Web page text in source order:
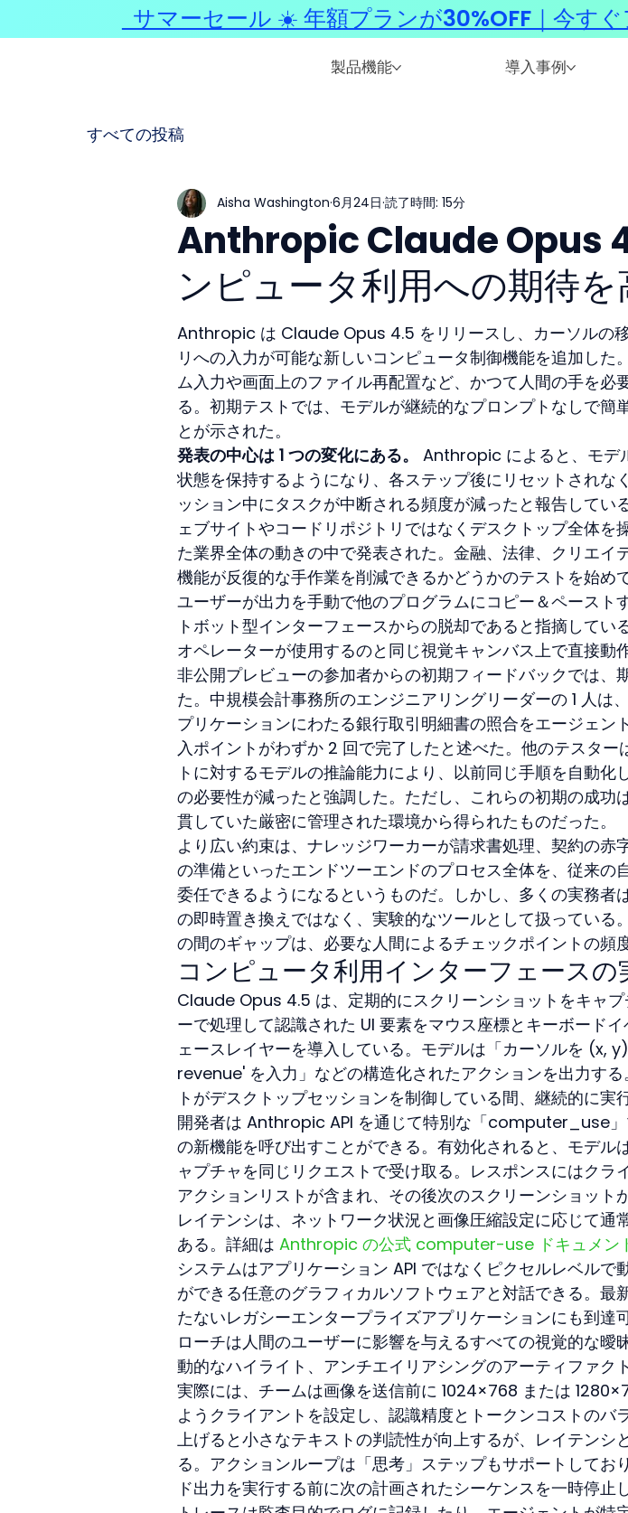
製品機能 導入事例
すべての投稿
Anthropic Claude Opus
ンピュータ利用への期待を
Aisha Washington 6月24日 読了時間: 15分
Anthropic は Claude Opus 4.5 をリリースし、カーソルの
リへの入力が可能な新しいコンピュータ制御機能を追加した
ム入力や画面上のファイル再配置など、かつて人間の手を必
る。初期テストでは、モデルが継続的なプロンプトなしで簡
とが示された。
発表の中心は 1 つの変化にある。
Anthropic によると、モデ
状態を保持するようになり、各ステップ後にリセットされな
ッション中にタスクが中断される頻度が減ったと報告してい
ェブサイトやコードリポジトリではなくデスクトップ全体を
た業界全体の動きの中で発表された。金融、法律、クリエイ
機能が反復的な手作業を削減できるかどうかのテストを始め
ユーザーが出力を手動で他のプログラムにコピー＆ペースト
トボット型インターフェースからの脱却であると指摘してい
オペレーターが使用するのと同じ視覚キャンバス上で直接動
非公開プレビューの参加者からの初期フィードバックでは、
た。中規模会計事務所のエンジニアリングリーダーの 1 人は
プリケーションにわたる銀行取引明細書の照合をエージェン
入ポイントがわずか 2 回で完了したと述べた。他のテスター
トに対するモデルの推論能力により、以前同じ手順を自動化
の必要性が減ったと強調した。ただし、これらの初期の成功
貫していた厳密に管理された環境から得られたものだった。
より広い約束は、ナレッジワーカーが請求書処理、契約の赤
の準備といったエンドツーエンドのプロセス全体を、従来の
委任できるようになるというものだ。しかし、多くの実務者
の即時置き換えではなく、実験的なツールとして扱っている
の間のギャップは、必要な人間によるチェックポイントの頻
コンピュータ利用インターフェースの
Claude Opus 4.5 は、定期的にスクリーンショットをキャ
ーで処理して認識された UI 要素をマウス座標とキーボード
ェースレイヤーを導入している。モデルは「カーソルを (x,
revenue' を入力」などの構造化されたアクションを出力す
トがデスクトップセッションを制御している間、継続的に実
開発者は Anthropic API を通じて特別な「computer_use」
の新機能を呼び出すことができる。有効化されると、モデル
ャプチャを同じリクエストで受け取る。レスポンスにはクラ
アクションリストが含まれ、その後次のスクリーンショット
レイテンシは、ネットワーク状況と画像圧縮設定に応じて
ある。詳細は Anthropic の公式 computer-use ドキュメン
システムはアプリケーション API ではなくピクセルレベルで
ができる任意のグラフィカルソフトウェアと対話できる。最
たないレガシーエンタープライズアプリケーションにも到達
ローチは人間のユーザーに影響を与えるすべての視覚的な曖
動的なハイライト、アンチエイリアシングのアーティファク
実際には、チームは画像を送信前に 1024×768 または
ようクライアントを設定し、認識精度とトークンコストのバ
上げると小さなテキストの判読性が向上するが、レイテンシ
る。アクションループは「思考」ステップもサポートしてお
ド出力を実行する前に次の計画されたシーケンスを一時停止
サマーセール ☀️ 年額プランが30%OFF｜今す